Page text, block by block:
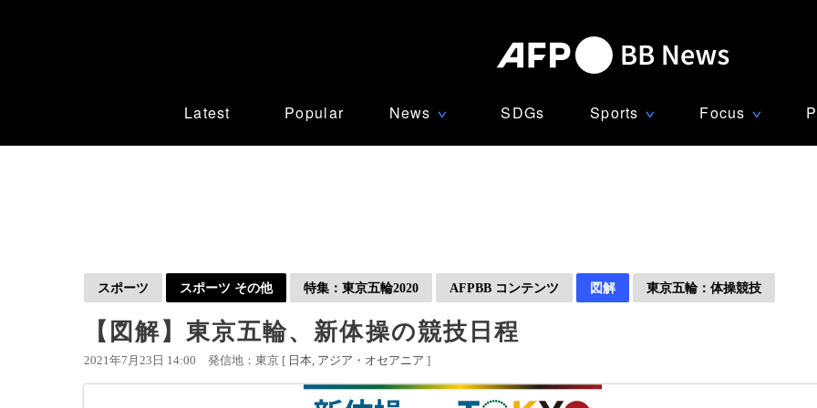
Latest Popular News ∨ SDGs Sports ∨ Focus ∨
スポーツ スポーツ その他 特集：東京五輪2020 AFPBB コンテンツ 図解 東京五輪：体操競技
【図解】東京五輪、新体操の競技日程
2021年7月23日 14:00 発信地：東京 [ 日本 アジア・オセアニア ]